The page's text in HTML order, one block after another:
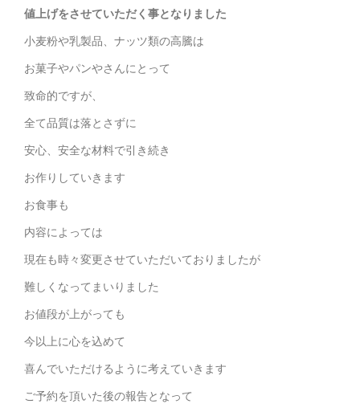
値上げをさせていただく事となりました
小麦粉や乳製品、ナッツ類の高騰は
お菓子やパンやさんにとって
致命的ですが、
全て品質は落とさずに
安心、安全な材料で引き続き
お作りしていきます
お食事も
内容によっては
現在も時々変更させていただいておりましたが
難しくなってまいりました
お値段が上がっても
今以上に心を込めて
喜んでいただけるように考えていきます
ご予約を頂いた後の報告となって